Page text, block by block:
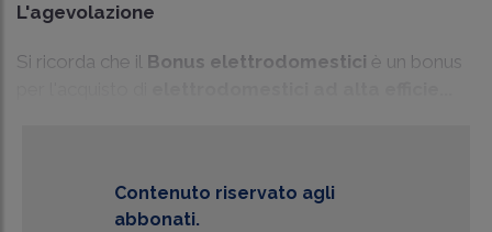
L'agevolazione
Si ricorda che il Bonus elettrodomestici è un bonus
Contenuto riservato agli
abbonati.